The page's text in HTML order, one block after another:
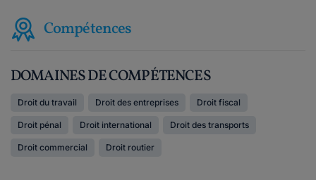
Compétences
DOMAINES DE COMPÉTENCES
Droit du travail Droit des entreprises Droit fiscal
Droit pénal Droit international Droit des transports
Droit commercial Droit routier